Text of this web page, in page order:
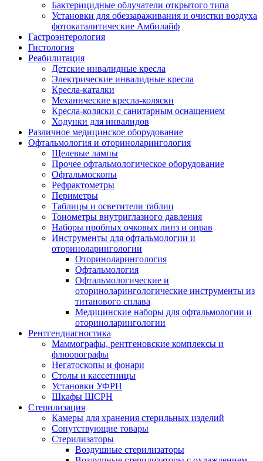
Бактерицидные облучатели открытого типа
Установки для обеззараживания и очистки воздуха
фотокаталитические Амбилайф
Гастроэнтерология
Гистология
Реабилитация
Детские инвалидные кресла
Электрические инвалидные кресла
Кресла-каталки
Механические кресла-коляски
Кресла-коляски с санитарным оснащением
Ходунки для инвалидов
Различное медицинское оборудование
Офтальмология и оториноларингология
Щелевые лампы
Прочее офтальмологическое оборудование
Офтальмоскопы
Рефрактометры
Периметры
Таблицы и осветители таблиц
Тонометры внутриглазного давления
Наборы пробных очковых линз и оправ
Инструменты для офтальмологии и
оториноларингологии
Оториноларингология
Офтальмология
Офтальмологические и
оториноларингологические инструменты из
титанового сплава
Медицинские наборы для офтальмологии и
оториноларингологии
Рентгендиагностика
Маммографы, рентгеновские комплексы и
флюорографы
Негатоскопы и фонари
Столы и кассетницы
Установки УФРН
Шкафы ШСРН
Стерилизация
Камеры для хранения стерильных изделий
Сопутствующие товары
Стерилизаторы
Воздушные стерилизаторы